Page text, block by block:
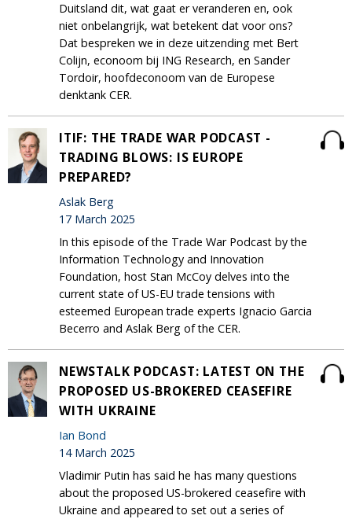
Duitsland dit, wat gaat er veranderen en, ook
niet onbelangrijk, wat betekent dat voor ons?
Dat bespreken we in deze uitzending met Bert
Colijn, econoom bij ING Research, en Sander
Tordoir, hoofdeconoom van de Europese
denktank CER.
ITIF: THE TRADE WAR PODCAST -
TRADING BLOWS: IS EUROPE
PREPARED?
Aslak Berg
17 March 2025
In this episode of the Trade War Podcast by the
Information Technology and Innovation
Foundation, host Stan McCoy delves into the
current state of US-EU trade tensions with
esteemed European trade experts Ignacio Garcia
Becerro and Aslak Berg of the CER.
NEWSTALK PODCAST: LATEST ON THE
PROPOSED US-BROKERED CEASEFIRE
WITH UKRAINE
Ian Bond
14 March 2025
Vladimir Putin has said he has many questions
about the proposed US-brokered ceasefire with
Ukraine and appeared to set out a series of